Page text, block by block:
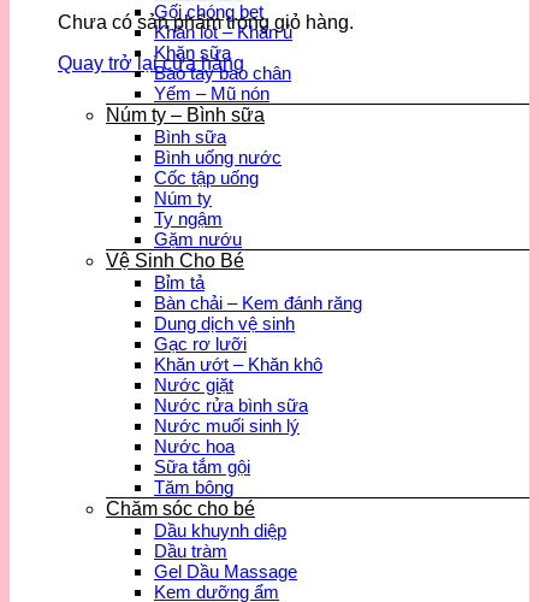
Chưa có sản phẩm trong giỏ hàng.
Quay trở lại cửa hàng
Gối chóng bẹt
Khăn lót – Khăn ủ
Khăn sữa
Bao tay bao chân
Yếm – Mũ nón
Núm ty – Bình sữa
Bình sữa
Bình uống nước
Cốc tập uống
Núm ty
Ty ngậm
Gặm nướu
Vệ Sinh Cho Bé
Bỉm tả
Bàn chải – Kem đánh răng
Dung dịch vệ sinh
Gạc rơ lưỡi
Khăn ướt – Khăn khô
Nước giặt
Nước rửa bình sữa
Nước muối sinh lý
Nước hoa
Sữa tắm gội
Tăm bông
Chăm sóc cho bé
Dầu khuynh diệp
Dầu tràm
Gel Dầu Massage
Kem dưỡng ẩm